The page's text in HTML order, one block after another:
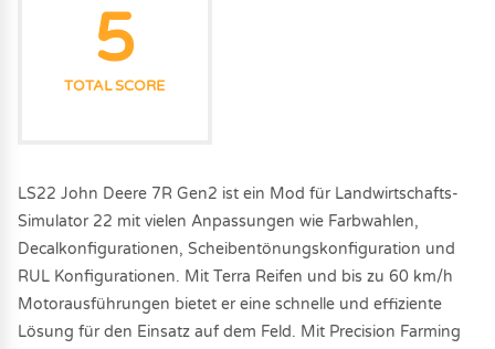
5
TOTAL SCORE
LS22 John Deere 7R Gen2 ist ein Mod für Landwirtschafts-
Simulator 22 mit vielen Anpassungen wie Farbwahlen,
Decalkonfigurationen, Scheibentönungskonfiguration und
RUL Konfigurationen. Mit Terra Reifen und bis zu 60 km/h
Motorausführungen bietet er eine schnelle und effiziente
Lösung für den Einsatz auf dem Feld. Mit Precision Farming